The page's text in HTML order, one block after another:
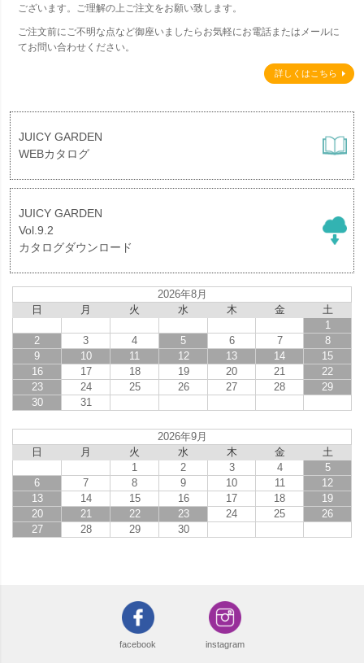
ございます。ご理解の上ご注文をお願い致します。
ご注文前にご不明な点など御座いましたらお気軽にお電話またはメールに
てお問い合わせください。
詳しくはこちら
JUICY GARDEN
WEBカタログ
JUICY GARDEN
Vol.9.2
カタログダウンロード
2026年8月
日
月 火 水 木 金
土
1
2
3 4 5 6 7
8
9
10 11 12 13 14
15
16
17 18 19 20 21
22
23
24 25 26 27 28
29
30
31
2026年9月
日
月 火 水 木 金
土
1
2 3 4
5
6
7 8 9 10 11
12
13
14 15 16 17 18
19
20
21 22 23 24 25
26
27
28 29 30
facebook instagram